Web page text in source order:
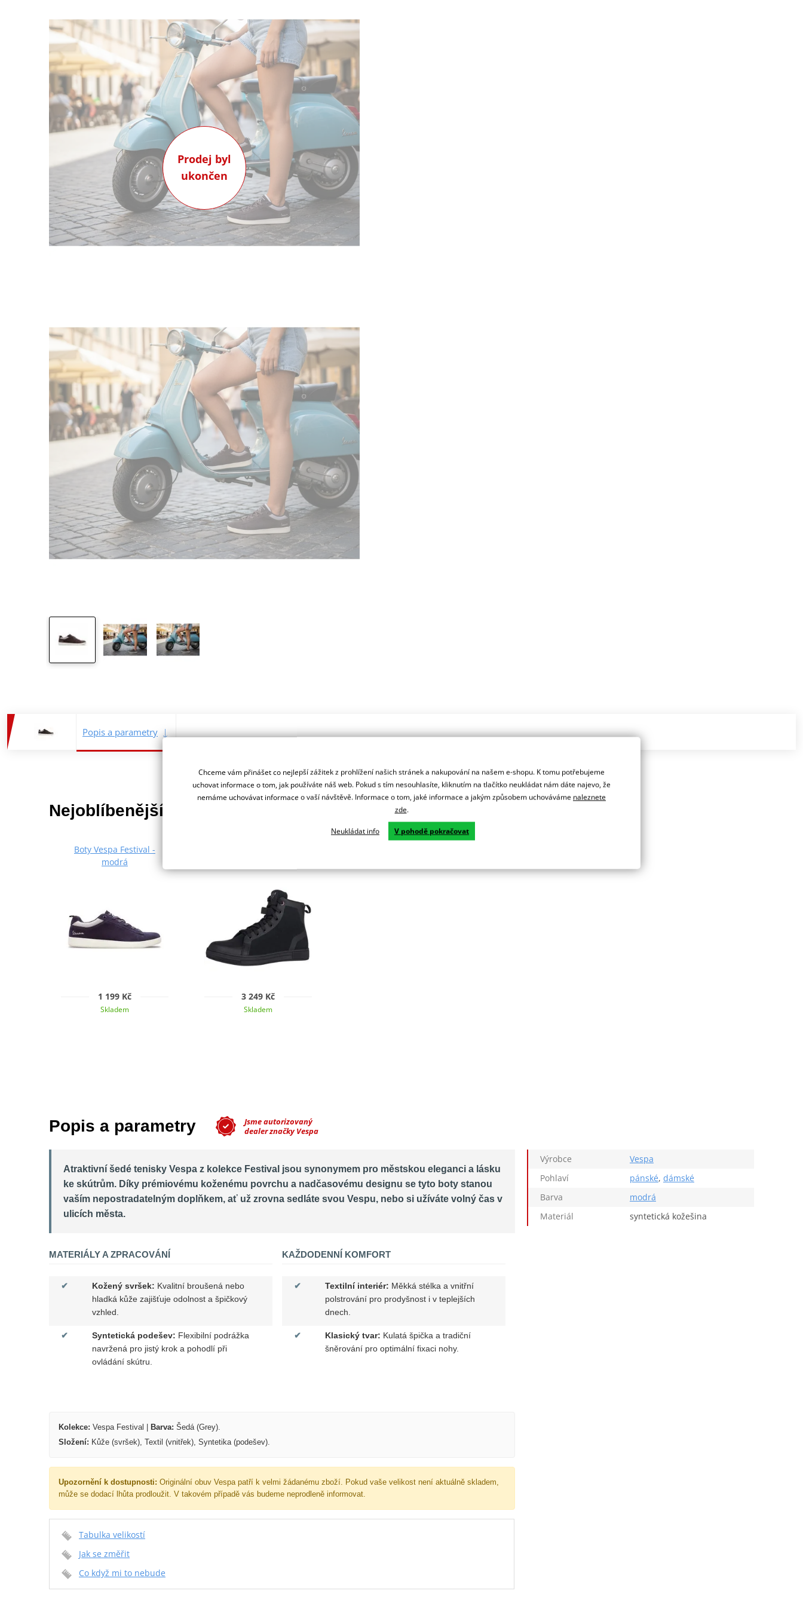
Prodej byl
ukončen
Popis a parametry
Nejoblíbenější kousky z kategorie
Boty Vespa Festival -
modrá
1 199 Kč
Skladem
3 249 Kč
Skladem
Popis a parametry
Jsme autorizovaný
dealer značky Vespa
Atraktivní šedé tenisky Vespa z kolekce Festival jsou synonymem pro městskou eleganci a lásku
ke skútrům. Díky prémiovému koženému povrchu a nadčasovému designu se tyto boty stanou
vaším nepostradatelným doplňkem, ať už zrovna sedláte svou Vespu, nebo si užíváte volný čas v
ulicích města.
MATERIÁLY A ZPRACOVÁNÍ
✔ Kožený svršek: Kvalitní broušená nebo
hladká kůže zajišťuje odolnost a špičkový
vzhled.
✔ Syntetická podešev: Flexibilní podrážka
navržená pro jistý krok a pohodlí při
ovládání skútru.
KAŽDODENNÍ KOMFORT
✔ Textilní interiér: Měkká stélka a vnitřní
polstrování pro prodyšnost i v teplejších
dnech.
✔ Klasický tvar: Kulatá špička a tradiční
šněrování pro optimální fixaci nohy.
Kolekce: Vespa Festival | Barva: Šedá (Grey).
Složení: Kůže (svršek), Textil (vnitřek), Syntetika (podešev).
Upozornění k dostupnosti: Originální obuv Vespa patří k velmi žádanému zboží. Pokud vaše velikost není aktuálně skladem,
může se dodací lhůta prodloužit. V takovém případě vás budeme neprodleně informovat.
Tabulka velikostí
Jak se změřit
Co když mi to nebude
Výrobce
Vespa
Pohlaví
pánské, dámské
Barva
modrá
Materiál
syntetická kožešina
Chceme vám přinášet co nejlepší zážitek z prohlížení našich stránek a nakupování na našem e-shopu. K tomu potřebujeme
uchovat informace o tom, jak používáte náš web. Pokud s tím nesouhlasíte, kliknutím na tlačítko neukládat nám dáte najevo, že
nemáme uchovávat informace o vaší návštěvě. Informace o tom, jaké informace a jakým způsobem uchováváme naleznete
zde.
Neukládat info V pohodě pokračovat